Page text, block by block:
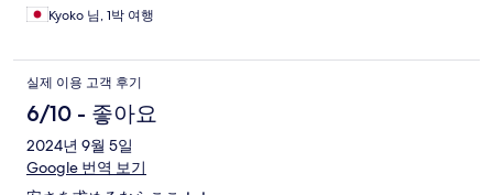
Kyoko 님, 1박 여행
실제 이용 고객 후기
6/10 - 좋아요
2024년 9월 5일
Google 번역 보기